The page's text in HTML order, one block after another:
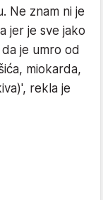
Ne znam ni je
jer je sve jako
je umro od
miokarda,
rekla je